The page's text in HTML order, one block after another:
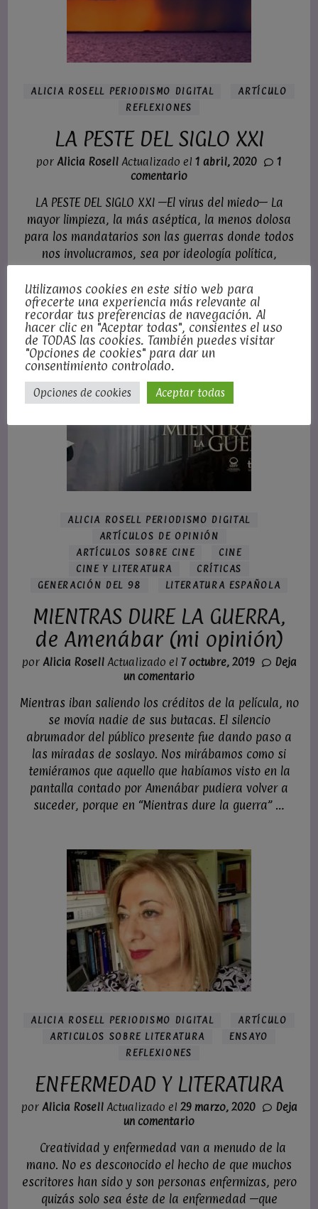
ALICIA ROSELL PERIODISMO DIGITAL
ARTÍCULO
REFLEXIONES
LA PESTE DEL SIGLO XXI
por Alicia Rosell Actualizado el 1 abril, 2020
1
comentarioen
PESTE
DEL
SIGLO
XXI
LA PESTE DEL SIGLO XXI —El virus del miedo— La
mayor limpieza, la más aséptica, la menos dolosa
para los mandatarios son las guerras donde todos
nos involucramos, sea por ideología política,
quienes dictan el orden mundial saben ya que
somos obedientes, que enseguida nos amoldamos …
ALICIA ROSELL PERIODISMO DIGITAL
ARTÍCULOS DE OPINIÓN
ARTÍCULOS SOBRE CINE
CINE
CINE Y LITERATURA
CRÍTICAS
GENERACIÓN DEL 98
LITERATURA ESPAÑOLA
MIENTRAS DURE LA GUERRA,
de Amenábar (mi opinión)
por Alicia Rosell Actualizado el 7 octubre, 2019
Deja
un comentarioen
DURE
LA
GUERRA,
de
Amenábar
(mi
opinión)
Mientras iban saliendo los créditos de la película, no
se movía nadie de sus butacas. El silencio
abrumador del público presente fue dando paso a
las miradas de soslayo. Nos mirábamos como si
temiéramos que aquello que habíamos visto en la
pantalla contado por Amenábar pudiera volver a
suceder, porque en “Mientras dure la guerra” …
ALICIA ROSELL PERIODISMO DIGITAL
ARTÍCULO
ARTICULOS SOBRE LITERATURA
ENSAYO
REFLEXIONES
ENFERMEDAD Y LITERATURA
por Alicia Rosell Actualizado el 29 marzo, 2020
Deja
un comentarioen
Y
LITERATURA
Creatividad y enfermedad van a menudo de la
mano. No es desconocido el hecho de que muchos
escritores han sido y son personas enfermizas, pero
quizás solo sea éste de la enfermedad —que
Utilizamos cookies en este sitio web para
ofrecerte una experiencia más relevante al
recordar tus preferencias de navegación. Al
hacer clic en "Aceptar todas", consientes el uso
de TODAS las cookies. También puedes visitar
"Opciones de cookies" para dar un
consentimiento controlado.
Opciones de cookies Aceptar todas